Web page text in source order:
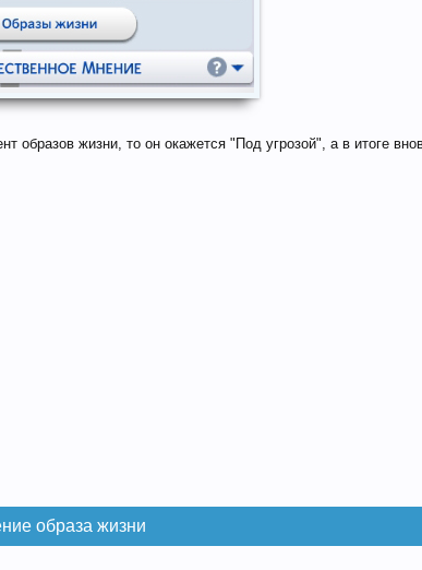
жизни, то он окажется "Под угрозой", а в итоге
образа жизни